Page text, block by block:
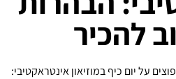
להכיר
נפוצים על יום כיף במוזיאון אינטראקטיבי: